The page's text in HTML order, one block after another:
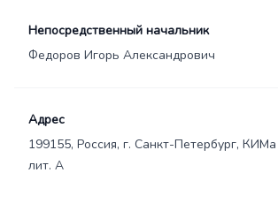
Непосредственный начальник
Федоров Игорь Александрович
Адрес
199155, Россия, г. Санкт-Петербург,
лит. А